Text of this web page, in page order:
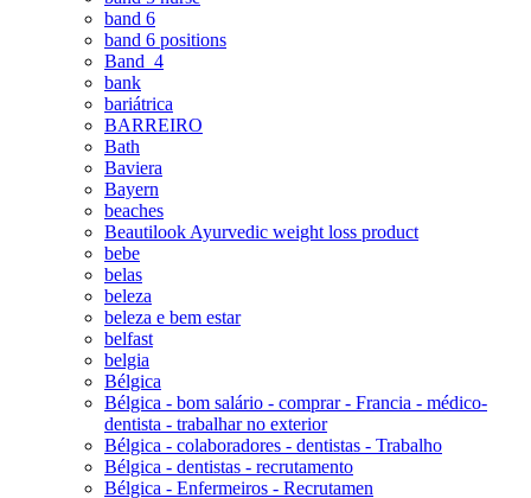
band 6
band 6 positions
Band_4
bank
bariátrica
BARREIRO
Bath
Baviera
Bayern
beaches
Beautilook Ayurvedic weight loss product
bebe
belas
beleza
beleza e bem estar
belfast
belgia
Bélgica
Bélgica - bom salário - comprar - Francia - médico-
dentista - trabalhar no exterior
Bélgica - colaboradores - dentistas - Trabalho
Bélgica - dentistas - recrutamento
Bélgica - Enfermeiros - Recrutamen